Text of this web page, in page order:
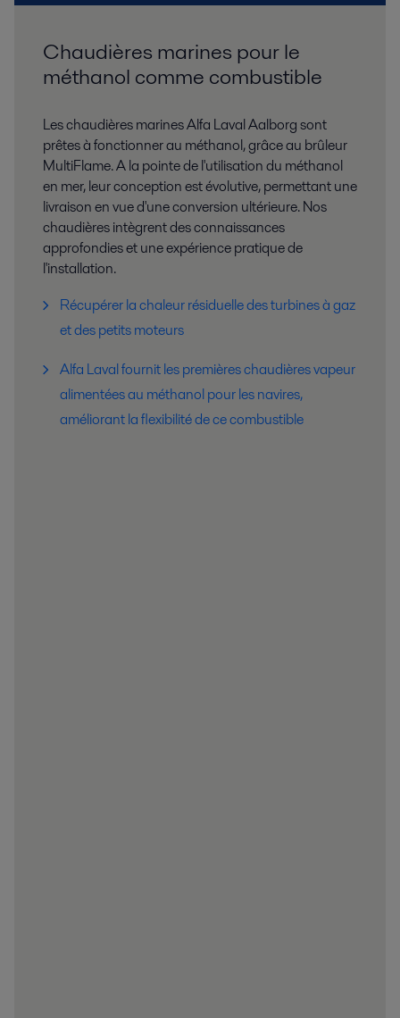
Chaudières marines pour le
méthanol comme combustible
Les chaudières marines Alfa Laval Aalborg sont
prêtes à fonctionner au méthanol, grâce au brûleur
MultiFlame. A la pointe de l'utilisation du méthanol
en mer, leur conception est évolutive, permettant une
livraison en vue d'une conversion ultérieure. Nos
chaudières intègrent des connaissances
approfondies et une expérience pratique de
l'installation.
Récupérer la chaleur résiduelle des turbines à gaz
et des petits moteurs
Alfa Laval fournit les premières chaudières vapeur
alimentées au méthanol pour les navires,
améliorant la flexibilité de ce combustible